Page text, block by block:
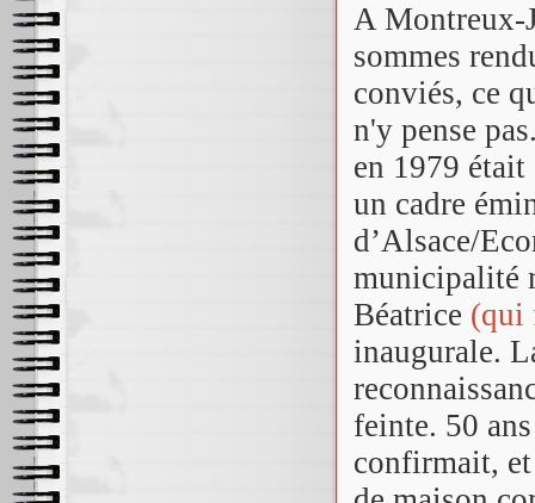
A Montreux-
sommes
conviés, ce
n'y pense
en 1979
un cadre
d’Alsace/
municipalité
Béatrice (qui
inaugurale.
feinte. 50
confirmait,